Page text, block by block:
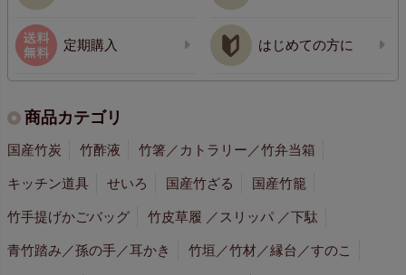
定期購入 はじめての方に
商品カテゴリ
国産竹炭 竹酢液 竹箸／カトラリー／竹弁当箱
キッチン道具 せいろ 国産竹ざる 国産竹籠
竹手提げかごバッグ 竹皮草履 ／スリッパ ／下駄
青竹踏み／孫の手／耳かき 竹垣／竹材／縁台／すのこ